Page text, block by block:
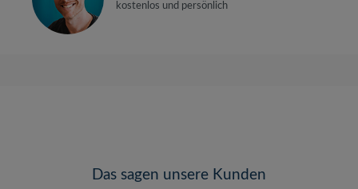
kostenlos und persönlich
Das sagen unsere Kunden